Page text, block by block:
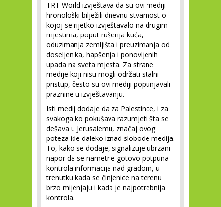
TRT World izvještava da su ovi mediji
hronološki bilježili dnevnu stvarnost o
kojoj se rijetko izvještavalo na drugim
mjestima, poput rušenja kuća,
oduzimanja zemljišta i preuzimanja od
doseljenika, hapšenja i ponovljenih
upada na sveta mjesta. Za strane
medije koji nisu mogli održati stalni
pristup, često su ovi mediji popunjavali
praznine u izvještavanju.
Isti medij dodaje da za Palestince, i za
svakoga ko pokušava razumjeti šta se
dešava u Jerusalemu, značaj ovog
poteza ide daleko iznad slobode medija.
To, kako se dodaje, signalizuje ubrzani
napor da se nametne gotovo potpuna
kontrola informacija nad gradom, u
trenutku kada se činjenice na terenu
brzo mijenjaju i kada je najpotrebnija
kontrola.